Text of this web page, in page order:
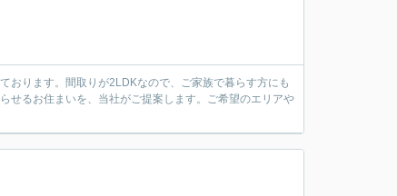
おります。間取りが2LDKなので、ご家族で暮らす方にも
せるお住まいを、当社がご提案します。ご希望のエリアや